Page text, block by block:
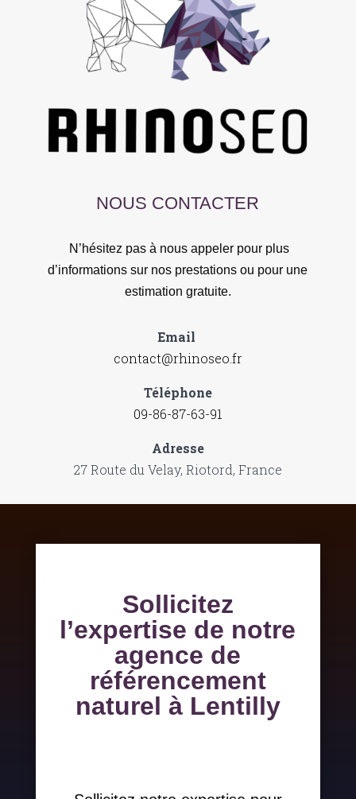
NOUS CONTACTER
N’hésitez pas à nous appeler pour plus
d’informations sur nos prestations ou pour une
estimation gratuite.
Email
contact@rhinoseo.fr
Téléphone
09-86-87-63-91
Adresse
27 Route du Velay, Riotord, France
Sollicitez
l’expertise de notre
agence de
référencement
naturel à Lentilly